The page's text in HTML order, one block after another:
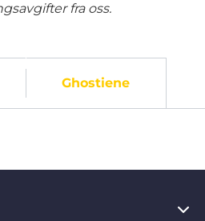
fra oss.
Ghostiene